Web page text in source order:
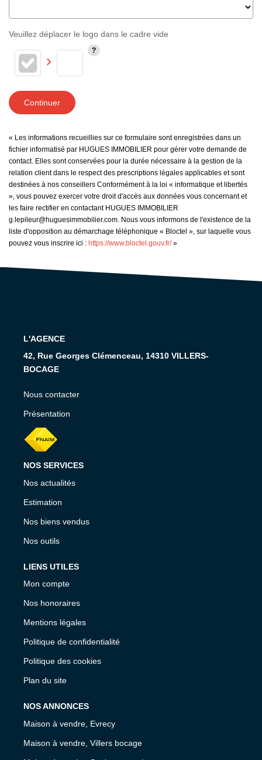
Veuillez déplacer le logo dans le cadre vide
Continuer
« Les informations recueillies sur ce formulaire sont enregistrées dans un
fichier informatisé par HUGUES IMMOBILIER pour gérer votre demande de
contact. Elles sont conservées pour la durée nécessaire à la gestion de la
relation client dans le respect des prescriptions légales applicables et sont
destinées à nos conseillers Conformément à la loi « informatique et libertés
», vous pouvez exercer votre droit d'accès aux données vous concernant et
les faire rectifier en contactant HUGUES IMMOBILIER
g.lepileur@huguesimmobilier.com. Nous vous informons de l'existence de la
liste d'opposition au démarchage téléphonique « Bloctel », sur laquelle vous
pouvez vous inscrire ici : https://www.bloctel.gouv.fr/»
L'AGENCE
42, Rue Georges Clémenceau, 14310 VILLERS-
BOCAGE
Nous contacter
Présentation
NOS SERVICES
Nos actualités
Estimation
Nos biens vendus
Nos outils
LIENS UTILES
Mon compte
Nos honoraires
Mentions légales
Politique de confidentialité
Politique des cookies
Plan du site
NOS ANNONCES
Maison à vendre, Evrecy
Maison à vendre, Villers bocage